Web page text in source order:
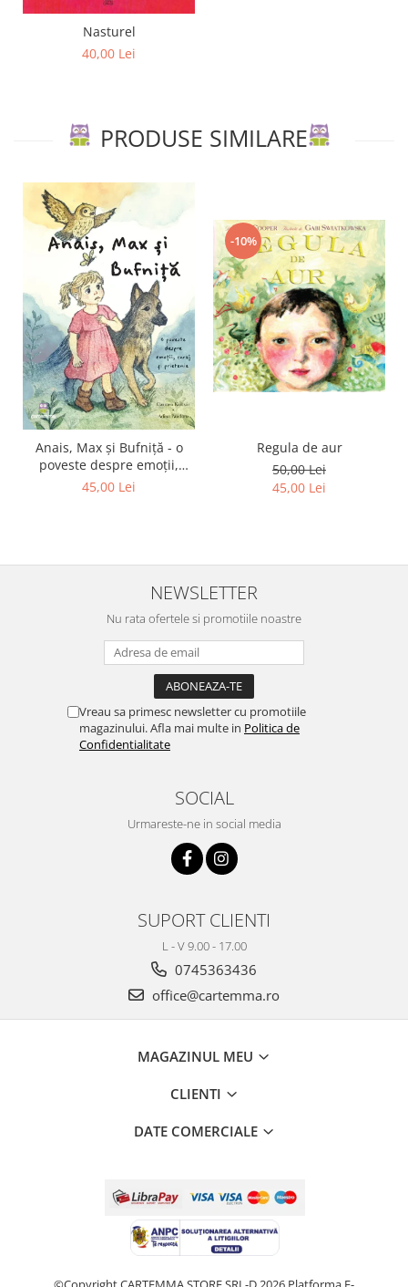
Nasturel
40,00 Lei
PRODUSE SIMILARE
Anais, Max și Bufniță - o
poveste despre emoții,
curaj și prietenie
45,00 Lei
-10%
Regula de aur
50,00 Lei
45,00 Lei
NEWSLETTER
Nu rata ofertele si promotiile noastre
Vreau sa primesc newsletter cu promotiile
magazinului. Afla mai multe in Politica de
Confidentialitate
SOCIAL
Urmareste-ne in social media
SUPORT CLIENTI
L - V 9.00 - 17.00
0745363436
office@cartemma.ro
MAGAZINUL MEU
CLIENTI
DATE COMERCIALE